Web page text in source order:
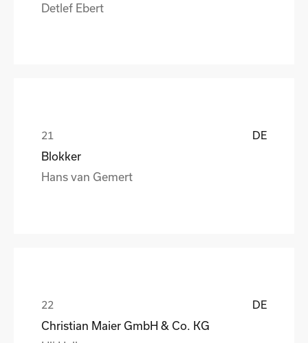
Detlef Ebert
DE
Blokker
Hans van Gemert
DE
Christian Maier GmbH & Co. KG